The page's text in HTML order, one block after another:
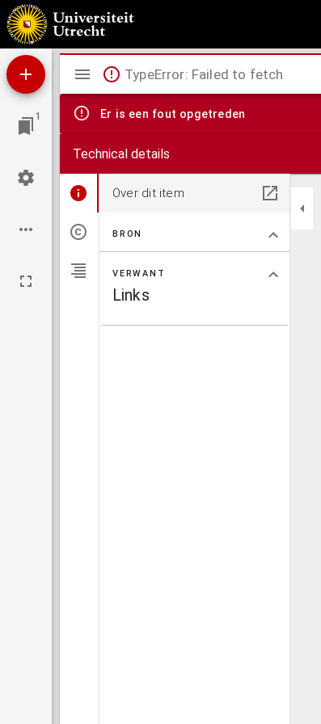
Geestelijke spreuken : raadgevingen van de H. Teresa aan hare kloosterzusters
1
Mirador
viewer
TypeError: Failed to fetch
Er is een fout opgetreden
Technical details
Over dit item
BRON
VERWANT
Links